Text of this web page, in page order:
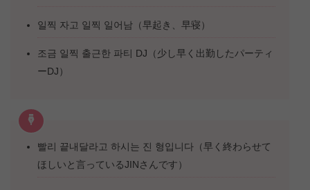
일찍 자고 일찍 일어남（早起き、早寝）
조금 일찍 출근한 파티 DJ（少し早く出勤したパーティ
ーDJ）
빨리 끝내달라고 하시는 진 형입니다（早く終わらせて
ほしいと言っているJINさんです）